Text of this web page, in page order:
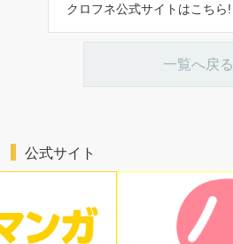
クロフネ公式サイトはこちら!
一覧へ戻る
公式サイト